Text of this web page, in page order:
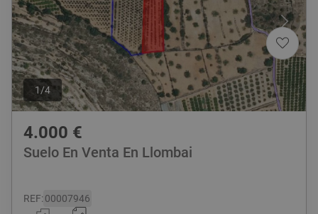
1 /4
4.000 €
Suelo En Venta En Llombai
REF:00007946